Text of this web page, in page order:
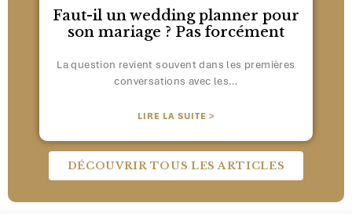
Faut-il un wedding planner pour
son mariage ? Pas forcément
La question revient souvent dans les premières
conversations avec les…
LIRE LA SUITE >
DÉCOUVRIR TOUS LES ARTICLES